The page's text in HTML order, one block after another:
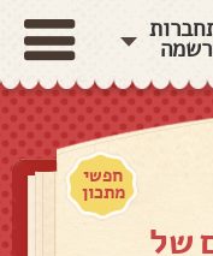
חפשי
מתכון
של